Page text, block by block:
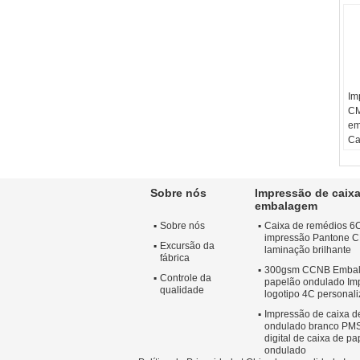
Sobre nós
Sobre nós
Excursão da
fábrica
Controle da
qualidade
Impressão de
embalagem
Caixa de remédios
impressão Pantone
laminação brilhante
300gsm CCNB
papelão ondulado
logotipo 4C
Impressão de caixa
ondulado branco
digital de caixa de
ondulado